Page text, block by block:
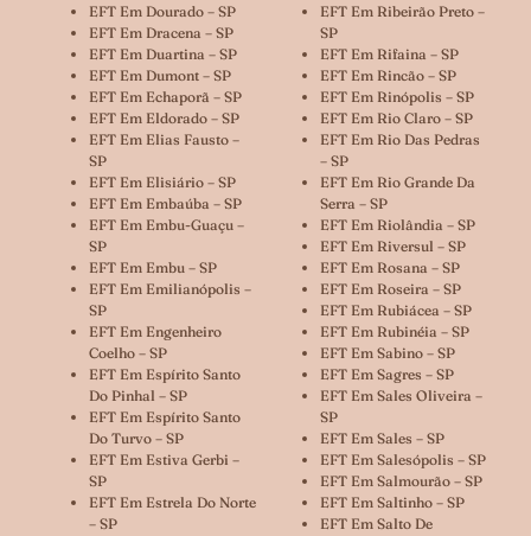
EFT Em Dourado – SP
EFT Em Dracena – SP
EFT Em Duartina – SP
EFT Em Dumont – SP
EFT Em Echaporã – SP
EFT Em Eldorado – SP
EFT Em Elias Fausto –
SP
EFT Em Elisiário – SP
EFT Em Embaúba – SP
EFT Em Embu-Guaçu –
SP
EFT Em Embu – SP
EFT Em Emilianópolis –
SP
EFT Em Engenheiro
Coelho – SP
EFT Em Espírito Santo
Do Pinhal – SP
EFT Em Espírito Santo
Do Turvo – SP
EFT Em Estiva Gerbi –
SP
EFT Em Estrela Do Norte
– SP
EFT Em Ribeirão Preto –
SP
EFT Em Rifaina – SP
EFT Em Rincão – SP
EFT Em Rinópolis – SP
EFT Em Rio Claro – SP
EFT Em Rio Das Pedras
– SP
EFT Em Rio Grande Da
Serra – SP
EFT Em Riolândia – SP
EFT Em Riversul – SP
EFT Em Rosana – SP
EFT Em Roseira – SP
EFT Em Rubiácea – SP
EFT Em Rubinéia – SP
EFT Em Sabino – SP
EFT Em Sagres – SP
EFT Em Sales Oliveira –
SP
EFT Em Sales – SP
EFT Em Salesópolis – SP
EFT Em Salmourão – SP
EFT Em Saltinho – SP
EFT Em Salto De